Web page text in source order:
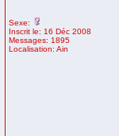
Sexe:
Inscrit le: 16 Déc 2008
Messages: 1895
Localisation: Ain